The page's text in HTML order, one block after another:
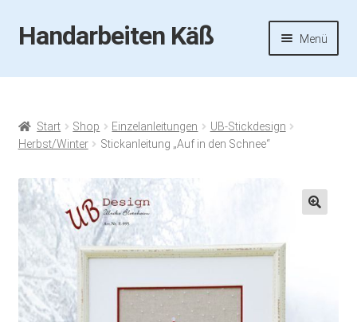
Zur
Navigation
Zum
Inhalt
Handarbeiten Käß Menü
Startseite
Aktuelles
Termine
Handarbeiten-Käß-Shop
Kasse
Start Shop Einzelanleitungen
UB-Stickdesign
Herbst/Winter
Stickanleitung „Auf in den Schnee“